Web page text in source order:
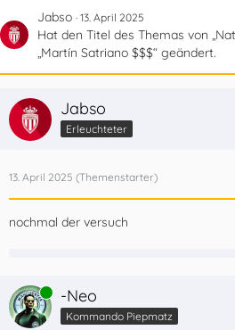
Jabso 13. April 2025
Hat den Titel des Themas von
„Martín Satriano $$$“ geändert.
Jabso
Erleuchteter
13. April 2025
nochmal der versuch
Online -Neo
Kommando Piepmatz